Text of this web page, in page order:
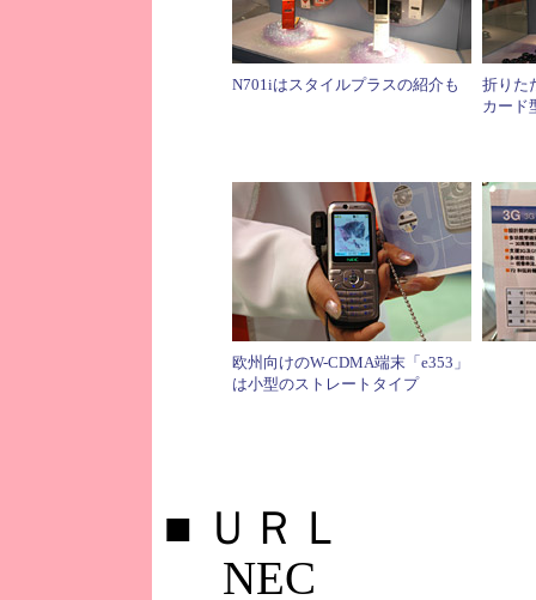
N701iはスタイルプラスの紹介も
折りた
カード
欧州向けのW-CDMA端末「e353」
は小型のストレートタイプ
■ ＵＲＬ
NEC